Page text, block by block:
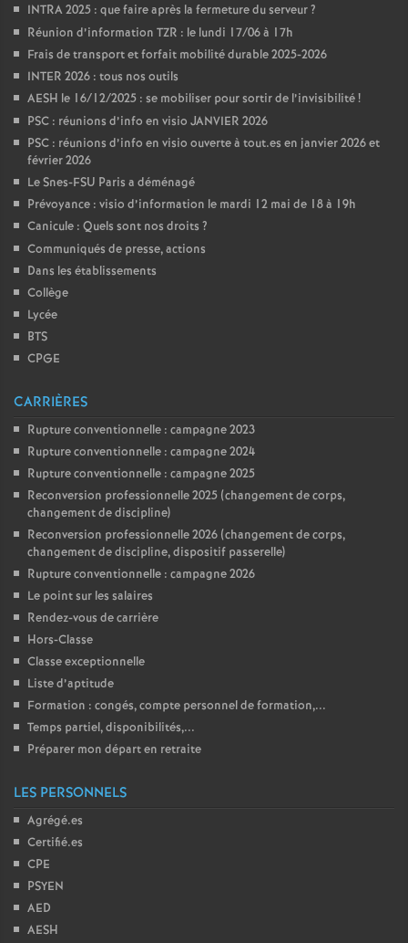
INTRA 2025 : que faire après la fermeture du serveur?
Réunion d’information TZR : le lundi 17/06 à 17h
Frais de transport et forfait mobilité durable 2025-2026
INTER 2026 : tous nos outils
AESH le 16/12/2025 : se mobiliser pour sortir de l’invisibilité!
PSC : réunions d’info en visio JANVIER 2026
PSC : réunions d’info en visio ouverte à tout.es en janvier 2026 et
février 2026
Le Snes-FSU Paris a déménagé
Prévoyance : visio d’information le mardi 12 mai de 18 à 19h
Canicule : Quels sont nos droits ?
Communiqués de presse, actions
Dans les établissements
Collège
Lycée
BTS
CPGE
CARRIÈRES
Rupture conventionnelle : campagne 2023
Rupture conventionnelle : campagne 2024
Rupture conventionnelle : campagne 2025
Reconversion professionnelle 2025 (changement de corps,
changement de discipline)
Reconversion professionnelle 2026 (changement de corps,
changement de discipline, dispositif passerelle)
Rupture conventionnelle : campagne 2026
Le point sur les salaires
Rendez-vous de carrière
Hors-Classe
Classe exceptionnelle
Liste d’aptitude
Formation : congés, compte personnel de formation,...
Temps partiel, disponibilités,...
Préparer mon départ en retraite
LES PERSONNELS
Agrégé.es
Certifié.es
CPE
PSYEN
AED
AESH